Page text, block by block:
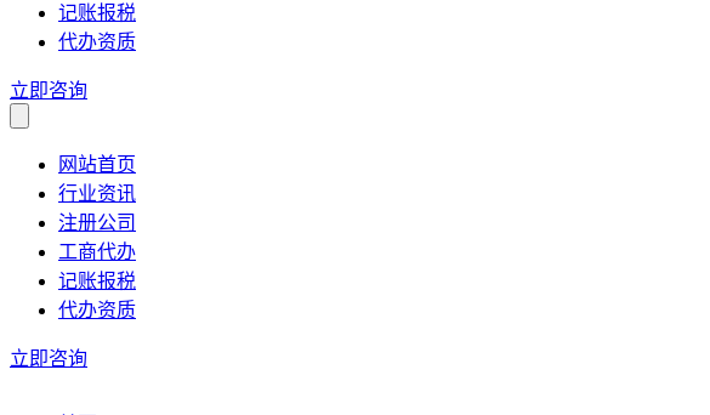
记账报税
代办资质
立即咨询
网站首页
行业资讯
注册公司
工商代办
记账报税
代办资质
立即咨询